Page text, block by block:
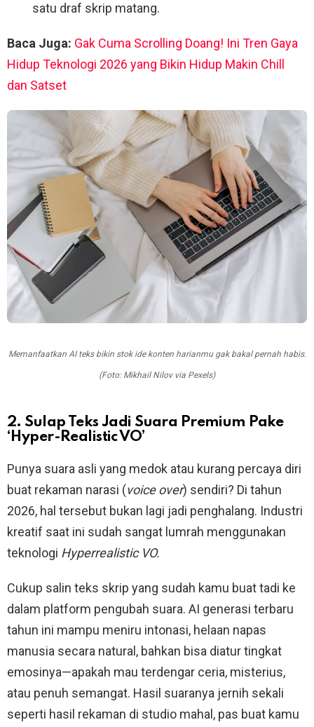
satu draf skrip matang.
Baca Juga: Gak Cuma Scrolling Doang! Ini Tren Gaya
Hidup Teknologi 2026 yang Bikin Hidup Makin Chill
dan Satset
Memanfaatkan AI teks bikin stok ide konten harianmu gak bakal pernah habis.
(Foto: Mikhail Nilov via Pexels)
2. Sulap Teks Jadi Suara Premium Pake
‘Hyper-Realistic VO’
Punya suara asli yang medok atau kurang percaya diri
buat rekaman narasi (voice over) sendiri? Di tahun
2026, hal tersebut bukan lagi jadi penghalang. Industri
kreatif saat ini sudah sangat lumrah menggunakan
teknologi Hyperrealistic VO.
Cukup salin teks skrip yang sudah kamu buat tadi ke
dalam platform pengubah suara. AI generasi terbaru
tahun ini mampu meniru intonasi, helaan napas
manusia secara natural, bahkan bisa diatur tingkat
emosinya—apakah mau terdengar ceria, misterius,
atau penuh semangat. Hasil suaranya jernih sekali
seperti hasil rekaman di studio mahal, pas buat kamu